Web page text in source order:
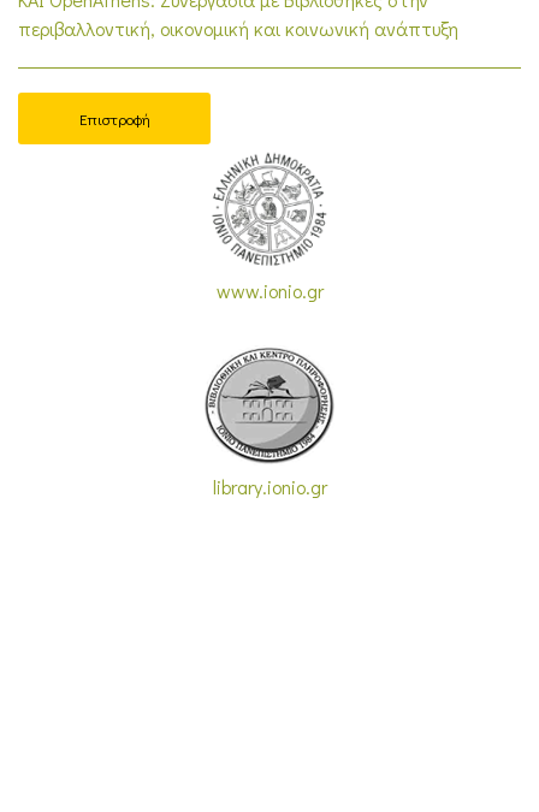
περιβαλλοντική, οικονομική και κοινωνική ανάπτυξη
Επιστροφή
www.ionio.gr
library.ionio.gr